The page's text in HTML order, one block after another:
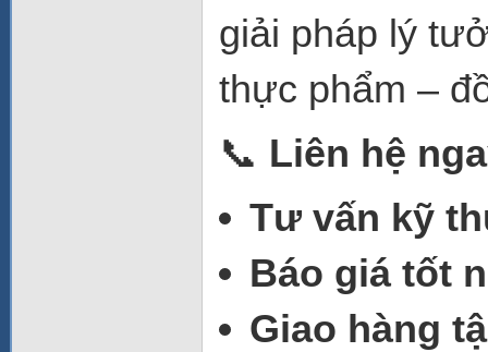
giải pháp lý
thực phẩm –
📞 Liên hệ
Tư vấn kỹ
Báo giá tốt
Giao hàng